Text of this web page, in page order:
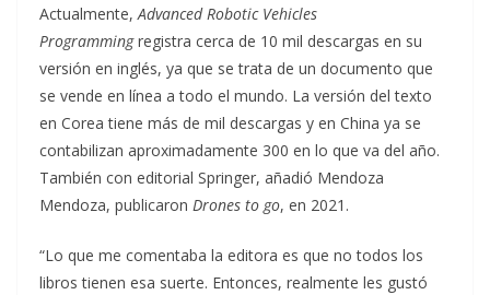
Actualmente,Advanced Robotic Vehicles
Programmingregistra cerca de 10 mil descargas en su
versión en inglés, ya que se trata de un documento que
se vende en línea a todo el mundo. La versión del texto
en Corea tiene más de mil descargas y en China ya se
contabilizan aproximadamente 300 en lo que va del año.
También con editorial Springer, añadió Mendoza
Mendoza, publicaron Drones to go, en 2021.
“Lo que me comentaba la editora es que no todos los
libros tienen esa suerte. Entonces, realmente les gustó